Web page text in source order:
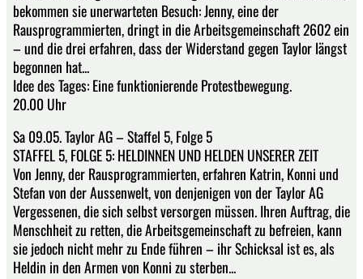
bekommen sie unerwarteten Besuch: Jenny, eine der
Rausprogrammierten, dringt in die Arbeitsgemeinschaft 2602 ein
– und die drei erfahren, dass der Widerstand gegen Taylor längst
begonnen hat...
Idee des Tages: Eine funktionierende Protestbewegung.
20.00 Uhr
Sa 09.05. Taylor AG – Staffel 5, Folge 5
STAFFEL 5, FOLGE 5: HELDINNEN UND HELDEN UNSERER ZEIT
Von Jenny, der Rausprogrammierten, erfahren Katrin, Konni und
Stefan von der Aussenwelt, von denjenigen von der Taylor AG
Vergessenen, die sich selbst versorgen müssen. Ihren Auftrag, die
Menschheit zu retten, die Arbeitsgemeinschaft zu befreien, kann
sie jedoch nicht mehr zu Ende führen – ihr Schicksal ist es, als
Heldin in den Armen von Konni zu sterben...